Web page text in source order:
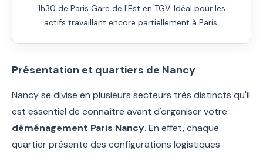
1h30 de Paris Gare de l'Est en TGV. Idéal pour les
actifs travaillant encore partiellement à Paris.
Présentation et quartiers de Nancy
Nancy se divise en plusieurs secteurs très distincts qu'il
est essentiel de connaître avant d'organiser votre
déménagement Paris Nancy. En effet, chaque
quartier présente des configurations logistiques